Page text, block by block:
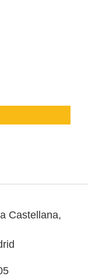
Castellana,